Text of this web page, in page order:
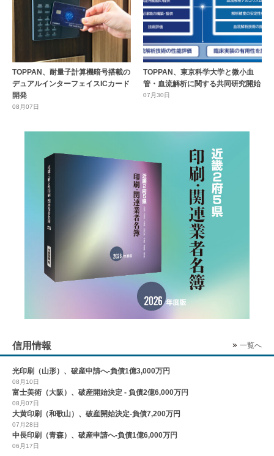
TOPPAN、耐量子計算機暗号搭載の
デュアルインターフェイスICカード
開発
08月07日
TOPPAN、東京科学大学と微小血
管・血流解析に関する共同研究開始
07月30日
信用情報 一覧へ
光印刷（山形）、破産申請へ-負債1億3,000万円
08月10日
富士美術（大阪）、破産開始決定 - 負債2億6,000万円
08月07日
大黄印刷（和歌山）、破産開始決定-負債7,200万円
07月28日
中長印刷（青森）、破産申請へ-負債1億6,000万円
06月17日